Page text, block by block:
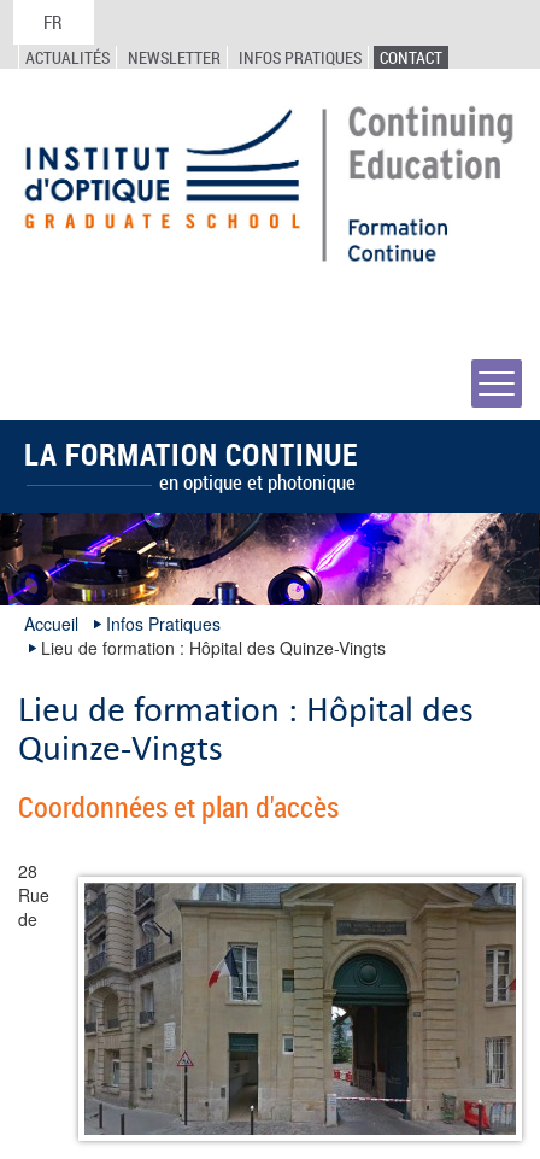
FR
ACTUALITÉS NEWSLETTER INFOS PRATIQUES CONTACT
LA FORMATION CONTINUE
en optique et photonique
Accueil
Infos Pratiques
Lieu de formation : Hôpital des Quinze-Vingts
Lieu de formation : Hôpital des
Quinze-Vingts
Coordonnées et plan d'accès
28
Rue
de